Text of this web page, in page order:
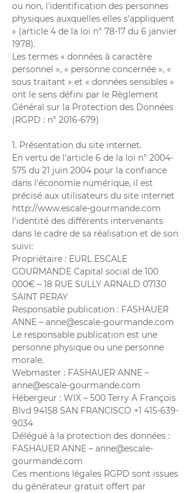
ou non, l'identification des personnes
physiques auxquelles elles s'appliquent
» (article 4 de la loi n° 78-17 du 6 janvier
1978).
Les termes « données à caractère
personnel », « personne concernée », «
sous traitant » et « données sensibles »
ont le sens défini par le Règlement
Général sur la Protection des Données
(RGPD : n° 2016-679)
1. Présentation du site internet.
En vertu de l'article 6 de la loi n° 2004-
575 du 21 juin 2004 pour la confiance
dans l'économie numérique, il est
précisé aux utilisateurs du site internet
http://www.escale-gourmande.com
l'identité des différents intervenants
dans le cadre de sa réalisation et de son
suivi:
Propriétaire : EURL ESCALE
GOURMANDE Capital social de 100
000€ – 18 RUE SULLY ARNALD 07130
SAINT PERAY
Responsable publication : FASHAUER
ANNE – anne@escale-gourmande.com
Le responsable publication est une
personne physique ou une personne
morale.
Webmaster : FASHAUER ANNE –
anne@escale-gourmande.com
Hébergeur : WIX – 500 Terry A François
Blvd 94158 SAN FRANCISCO +1 415-639-
9034
Délégué à la protection des données :
FASHAUER ANNE – anne@escale-
gourmande.com
Ces mentions légales RGPD sont issues
du générateur gratuit offert par